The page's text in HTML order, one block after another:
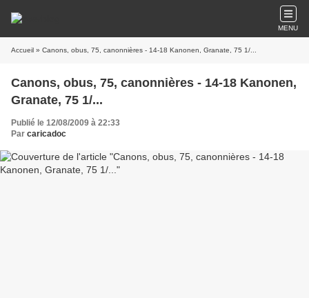
MENU
Accueil » Canons, obus, 75, canonnières - 14-18 Kanonen, Granate, 75 1/...
Canons, obus, 75, canonnières - 14-18 Kanonen,
Granate, 75 1/...
Publié le 12/08/2009 à 22:33
Par caricadoc